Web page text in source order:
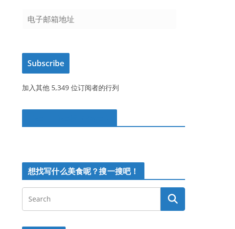
电
箱
地
址
Subscribe
加入其他 5,349 位订阅者的行列
想找写什么美食呢？搜一搜吧！